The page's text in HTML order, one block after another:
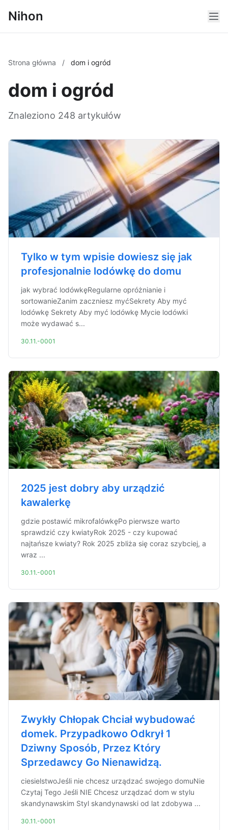
Nihon
Strona główna / dom i ogród
dom i ogród
Znaleziono 248 artykułów
Tylko w tym wpisie dowiesz się jak
profesjonalnie lodówkę do domu
jak wybrać lodówkęRegularne opróżnianie i
sortowanieZanim zaczniesz myćSekrety Aby myć
lodówkę Sekrety Aby myć lodówkę Mycie lodówki
może wydawać s...
30.11.-0001
2025 jest dobry aby urządzić
kawalerkę
gdzie postawić mikrofalówkęPo pierwsze warto
sprawdzić czy kwiatyRok 2025 - czy kupować
najtańsze kwiaty? Rok 2025 zbliża się coraz szybciej, a
wraz ...
30.11.-0001
Zwykły Chłopak Chciał wybudować
domek. Przypadkowo Odkrył 1
Dziwny Sposób, Przez Który
Sprzedawcy Go Nienawidzą.
ciesielstwoJeśli nie chcesz urządzać swojego domuNie
Czytaj Tego Jeśli NIE Chcesz urządzać dom w stylu
skandynawskim Styl skandynawski od lat zdobywa ...
30.11.-0001